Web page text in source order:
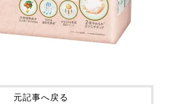
元記事へ戻る